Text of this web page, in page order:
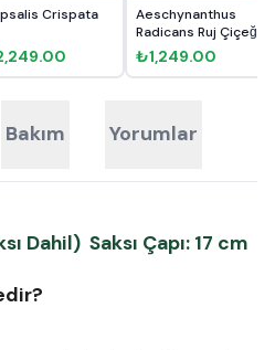
Crispata
Aeschynanthus
Radicans Ruj Çiçeği
₺1,249.00
Bakım Yorumlar
Dahil) Saksı Çapı: 17 cm